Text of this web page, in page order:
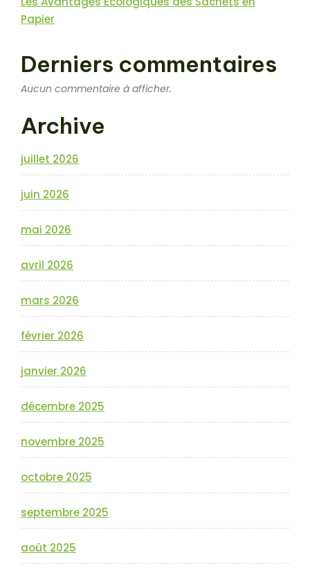
Papier
Derniers commentaires
Aucun commentaire à afficher.
Archive
juillet 2026
juin 2026
mai 2026
avril 2026
mars 2026
février 2026
janvier 2026
décembre 2025
novembre 2025
octobre 2025
septembre 2025
août 2025